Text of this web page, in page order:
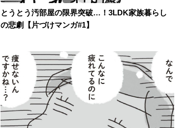
とうとう汚部屋の限界突破…！3LDK家族暮らし
の悲劇【片づけマンガ#1】